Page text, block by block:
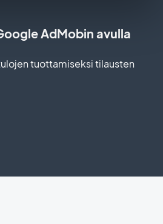
AdMobin avulla
tuottamiseksi tilausten